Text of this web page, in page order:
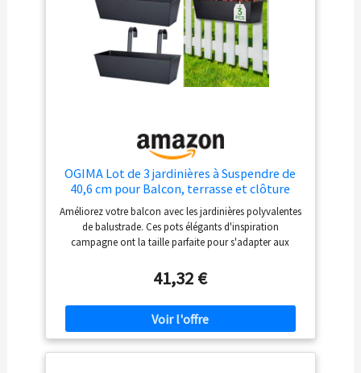
trous de drainage dans le fond de la jardinière.
CARACTÉRISTIQUES TECHNIQUES : Dimensions (LxlxH) :
60 x 20 x 19 cm // Volume : 11 litres // Support de
montage réglable : 5-14 cm // Distance entre les
supports (dimensions intérieures) : environ 35 cm //
Matériau tressage : polyrotin // Matériau du cadre : acier
OGIMA Lot de 3 jardinières à Suspendre de
40,6 cm pour Balcon, terrasse et clôture
extérieure – Lot de 3 Supports de Pots de
Fleurs – Jardinières à Suspendre au Balcon
Améliorez votre balcon avec les jardinières polyvalentes
de balustrade. Ces pots élégants d'inspiration
campagne ont la taille parfaite pour s'adapter aux
verdure à votre espace Avec des trous de drainage pour
une forte croissance des plantes, ces pots suspendus
sont parfaits pour cultiver une variété de plantes dans
un design peu encombrant. Dites adieu aux balcons
encombrés et bonjour à la verdure florissante Chaque
lot de pots de fleurs suspendus est livré avec tous les
41,32 €